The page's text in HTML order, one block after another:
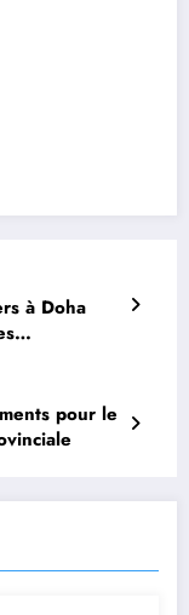
à Doha
pour le